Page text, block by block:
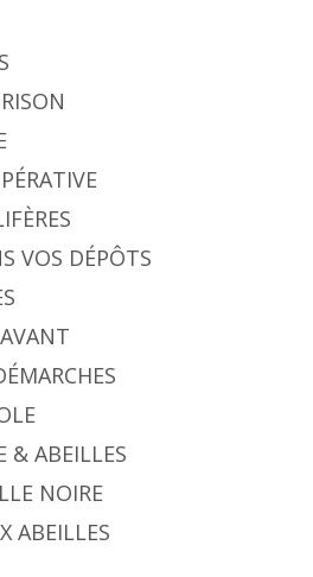
VOS DÉPÔTS
& ABEILLES
NOIRE
ABEILLES